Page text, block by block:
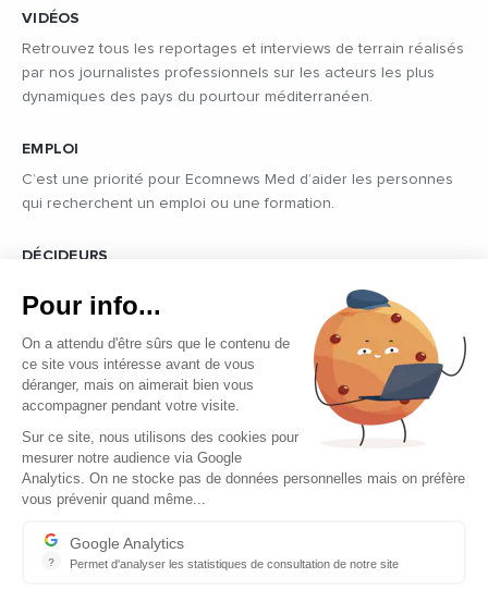
VIDÉOS
Retrouvez tous les reportages et interviews de terrain réalisés
par nos journalistes professionnels sur les acteurs les plus
dynamiques des pays du pourtour méditerranéen.
EMPLOI
C’est une priorité pour Ecomnews Med d’aider les personnes
qui recherchent un emploi ou une formation.
DÉCIDEURS
politique des pays du pourtour de la Méditerranée.
Copyright © 2026 - Tous droits réservés
Qui sommes-nous ?
Contact
Mentions légales
Pour info...
On a attendu d'être sûrs que le contenu de
ce site vous intéresse avant de vous
déranger, mais on aimerait bien vous
accompagner pendant votre visite.
Sur ce site, nous utilisons des cookies pour
mesurer notre audience via Google
Analytics. On ne stocke pas de données personnelles mais on préfère
vous prévenir quand même...
?
Google Analytics
Permet d'analyser les statistiques de consultation de notre site